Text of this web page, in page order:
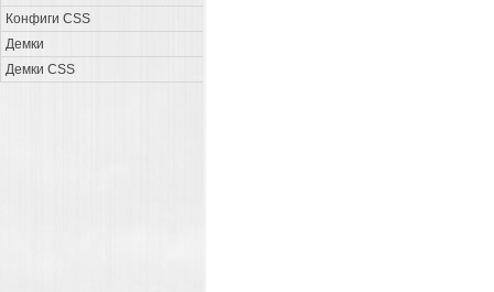
Конфиги CSS
Демки
Демки CSS